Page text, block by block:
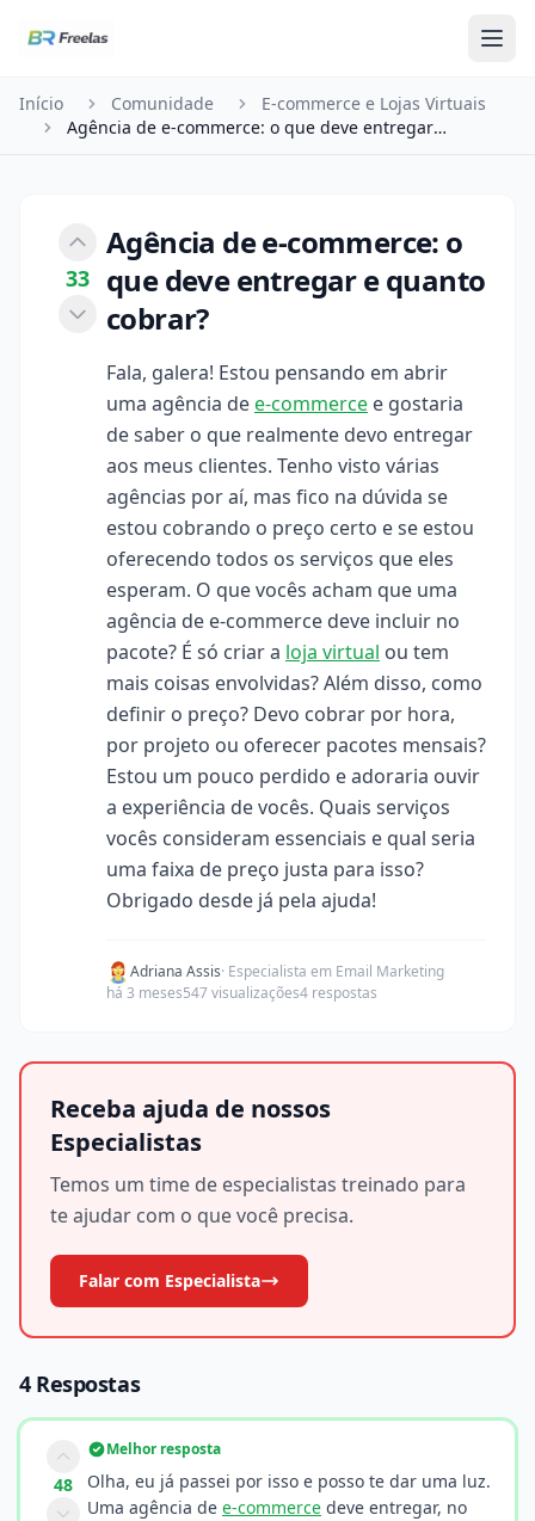
Início Comunidade
E-commerce e Lojas Virtuais
Agência de e-commerce: o que deve entregar e qua…
33
Agência de e-commerce: o
que deve entregar e quanto
cobrar?
Fala, galera! Estou pensando em abrir
uma agência dee-commerce e gostaria
de saber o que realmente devo entregar
aos meus clientes. Tenho visto várias
agências por aí, mas fico na dúvida se
estou cobrando o preço certo e se estou
oferecendo todos os serviços que eles
esperam. O que vocês acham que uma
agência de e-commerce deve incluir no
pacote? É só criar a loja virtual ou tem
mais coisas envolvidas? Além disso, como
definir o preço? Devo cobrar por hora,
por projeto ou oferecer pacotes mensais?
Estou um pouco perdido e adoraria ouvir
a experiência de vocês. Quais serviços
vocês consideram essenciais e qual seria
uma faixa de preço justa para isso?
Obrigado desde já pela ajuda!
Adriana Assis· Especialista em Email Marketing
há 3 meses547 visualizações4 respostas
Receba ajuda de nossos
Especialistas
Temos um time de especialistas treinado para
te ajudar com o que você precisa.
Falar com Especialista
4 Respostas
48
Melhor resposta
Olha, eu já passei por isso e posso te dar uma luz.
Uma agência de e-commerce deve entregar, no